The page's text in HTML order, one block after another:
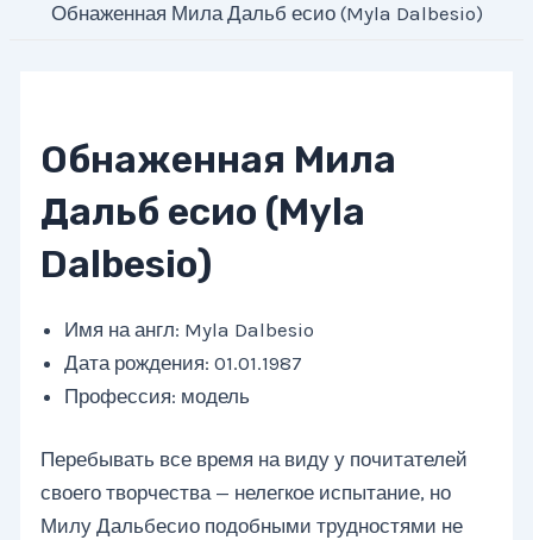
Обнаженная Мила Дальб есио (Myla Dalbesio)
Обнаженная Мила
Дальб есио (Myla
Dalbesio)
Имя на англ: Myla Dalbesio
Дата рождения: 01.01.1987
Профессия: модель
Перебывать все время на виду у почитателей
своего творчества — нелегкое испытание, но
Милу Дальбесио подобными трудностями не